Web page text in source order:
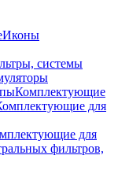
Иконы
системы
Комплектующие
для
для
фильтров,